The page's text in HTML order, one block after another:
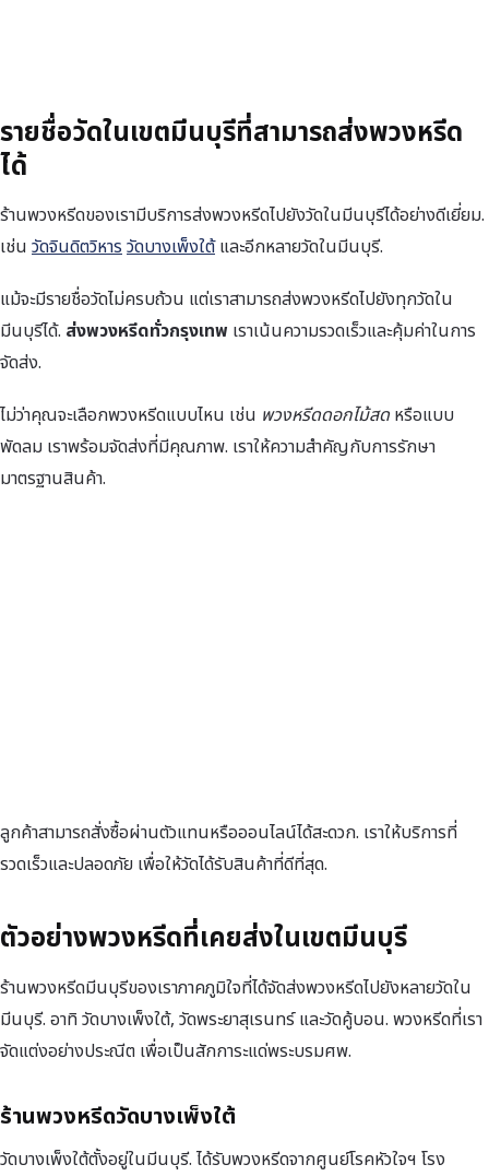
รายชื่อวัดในเขตมีนบุรีที่สามารถส่งพวงหรีด
ได้
ร้านพวงหรีดของเรามีบริการส่งพวงหรีดไปยังวัดในมีนบุรีได้อย่างดีเยี่ยม.
เช่น วัดจินดิตวิหารวัดบางเพ็งใต้และอีกหลายวัดในมีนบุรี.
แม้จะมีรายชื่อวัดไม่ครบถ้วน แต่เราสามารถส่งพวงหรีดไปยังทุกวัดใน
มีนบุรีได้. ส่งพวงหรีดทั่วกรุงเทพ เราเน้นความรวดเร็วและคุ้มค่าในการ
จัดส่ง.
ไม่ว่าคุณจะเลือกพวงหรีดแบบไหน เช่น พวงหรีดดอกไม้สดหรือแบบ
พัดลม เราพร้อมจัดส่งที่มีคุณภาพ. เราให้ความสำคัญกับการรักษา
มาตรฐานสินค้า.
ลูกค้าสามารถสั่งซื้อผ่านตัวแทนหรือออนไลน์ได้สะดวก. เราให้บริการที่
รวดเร็วและปลอดภัย เพื่อให้วัดได้รับสินค้าที่ดีที่สุด.
ตัวอย่างพวงหรีดที่เคยส่งในเขตมีนบุรี
ร้านพวงหรีดมีนบุรีของเราภาคภูมิใจที่ได้จัดส่งพวงหรีดไปยังหลายวัดใน
มีนบุรี. อาทิ วัดบางเพ็งใต้, วัดพระยาสุเรนทร์ และวัดคู้บอน. พวงหรีดที่เรา
จัดแต่งอย่างประณีต เพื่อเป็นสักการะแด่พระบรมศพ.
ร้านพวงหรีดวัดบางเพ็งใต้
วัดบางเพ็งใต้ตั้งอยู่ในมีนบุรี. ได้รับพวงหรีดจากศูนย์โรคหัวใจฯ โรง